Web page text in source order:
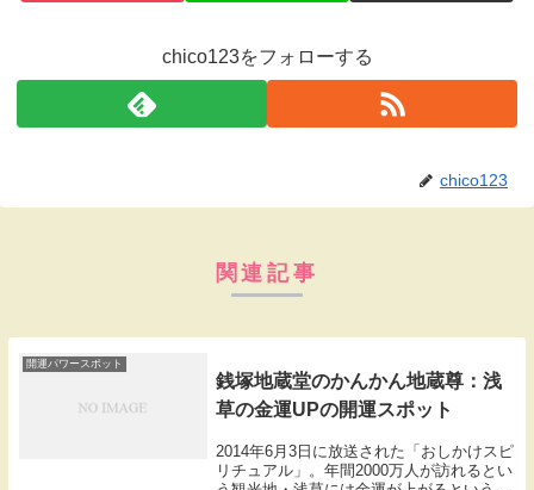
chico123をフォローする
chico123
関連記事
開運パワースポット
銭塚地蔵堂のかんかん地蔵尊：浅
草の金運UPの開運スポット
2014年6月3日に放送された「おしかけスピ
リチュアル」。年間2000万人が訪れるとい